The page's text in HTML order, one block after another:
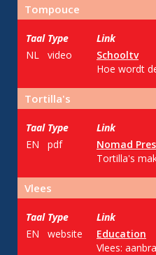
Tompouce
Taal Type
Link
NL
video
Schooltv
Hoe wordt
Tortilla's
Taal Type
Link
EN
pdf
Nomad
Tortilla's
Vlees
Taal Type
Link
EN
website
Education
Vlees: